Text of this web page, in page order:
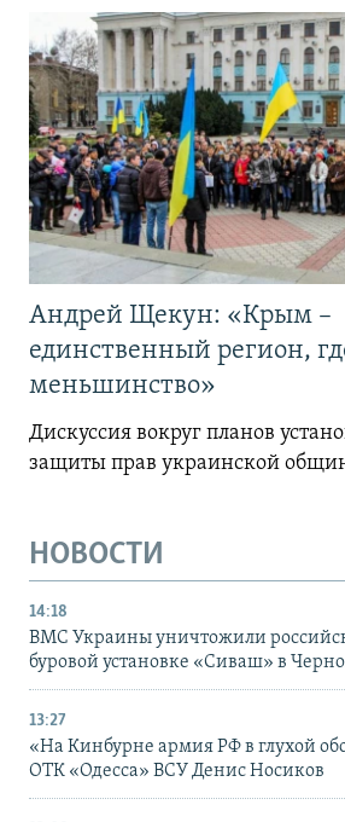
Андрей Щекун: «Крым –
единственный регион,
меньшинство»
Дискуссия вокруг планов
защиты прав украинской
НОВОСТИ
14:18
ВМС Украины уничтожили
буровой установке «Сиваш» в
13:27
«На Кинбурне армия РФ в глухой
ОТК «Одесса» ВСУ Денис Носиков